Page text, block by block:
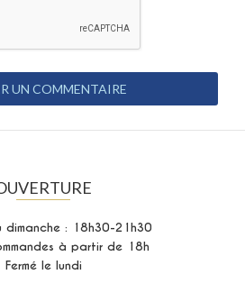
dimanche : 18h30-21h30
à partir de 18h
Fermé le lundi